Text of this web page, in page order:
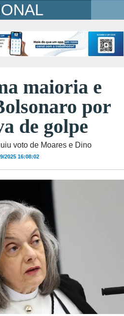
maioria e
por
de golpe
voto de Moares e Dino
2025 16:08:02